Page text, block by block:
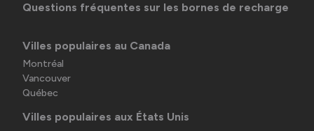
Questions fréquentes sur les bornes de recharge
Villes populaires au Canada
Montréal
Vancouver
Québec
Villes populaires aux États Unis